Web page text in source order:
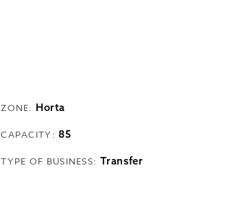
ZONE: Horta
CAPACITY:85
TYPE OF BUSINESS: Transfer